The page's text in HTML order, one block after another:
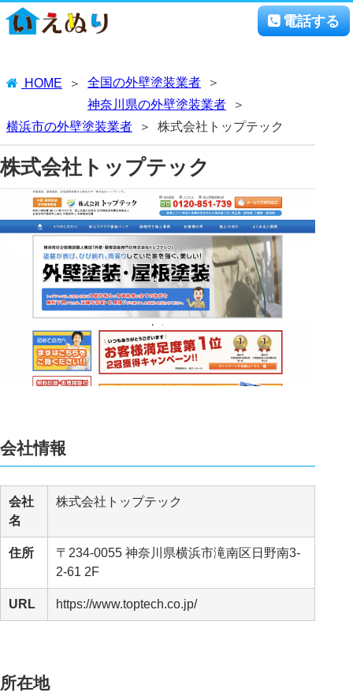
電話する
HOME
全国の外壁塗装業者
神奈川県の外壁塗装業者
横浜市の外壁塗装業者
株式会社トップテック
株式会社トップテック
会社情報
会社
名
株式会社トップテック
住所
〒234-0055 神奈川県横浜市滝南区日野南3-
2-61 2F
URL https://www.toptech.co.jp/
所在地